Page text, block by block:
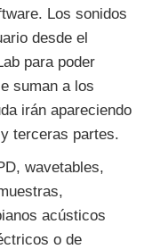
Los sonidos
desde el
para poder
suman a los
irán apareciendo
terceras partes.
wavetables,
acústicos
o de